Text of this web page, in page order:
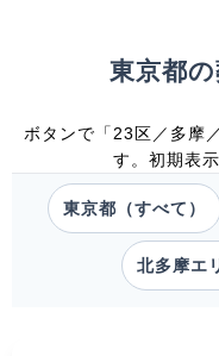
東京都
ボタンで「23区／多摩
す。初期表
東京都（すべて）
北多摩エ